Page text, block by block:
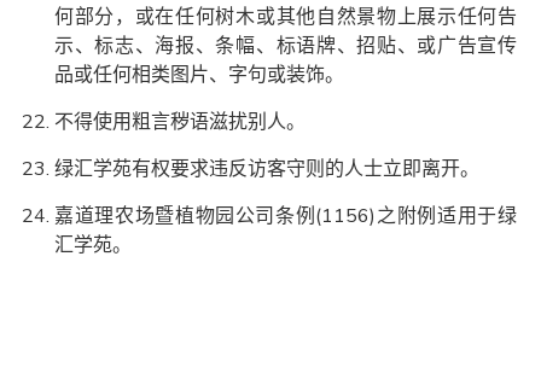
何部分，或在任何树木或其他自然景物上展示任何告
示、标志、海报、条幅、标语牌、招贴、或广告宣传
品或任何相类图片、字句或装饰。
不得使用粗言秽语滋扰别人。
绿汇学苑有权要求违反访客守则的人士立即离开。
嘉道理农场暨植物园公司条例(1156)之附例适用于绿
汇学苑。